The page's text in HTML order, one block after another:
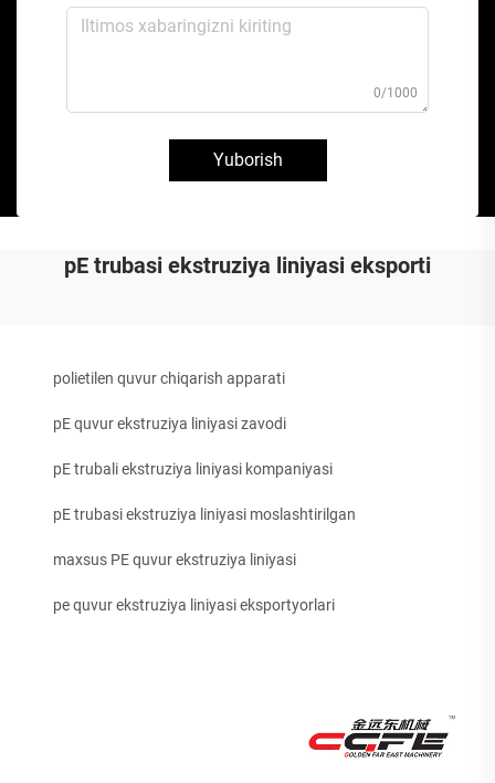
0/1000
Yuborish
pE trubasi ekstruziya liniyasi eksporti
polietilen quvur chiqarish apparati
pE quvur ekstruziya liniyasi zavodi
pE trubali ekstruziya liniyasi kompaniyasi
pE trubasi ekstruziya liniyasi moslashtirilgan
maxsus PE quvur ekstruziya liniyasi
pe quvur ekstruziya liniyasi eksportyorlari